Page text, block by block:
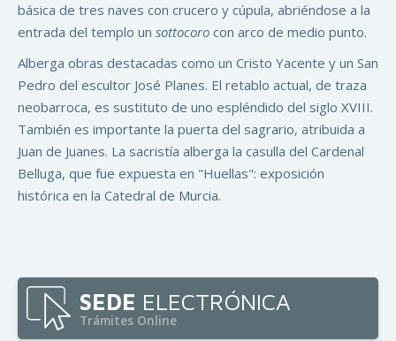
básica de tres naves con crucero y cúpula, abriéndose a la
entrada del templo un sottocoro con arco de medio punto.
Alberga obras destacadas como un Cristo Yacente y un San
Pedro del escultor José Planes. El retablo actual, de traza
neobarroca, es sustituto de uno espléndido del siglo XVIII.
También es importante la puerta del sagrario, atribuida a
Juan de Juanes. La sacristía alberga la casulla del Cardenal
Belluga, que fue expuesta en "Huellas": exposición
histórica en la Catedral de Murcia.
SEDE ELECTRÓNICA
Trámites Online